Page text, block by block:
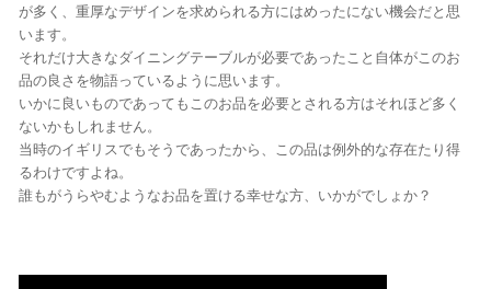
が多く、重厚なデザインを求められる方にはめったにない機会だと思
います。
それだけ大きなダイニングテーブルが必要であったこと自体がこのお
品の良さを物語っているように思います。
いかに良いものであってもこのお品を必要とされる方はそれほど多く
ないかもしれません。
当時のイギリスでもそうであったから、この品は例外的な存在たり得
るわけですよね。
誰もがうらやむようなお品を置ける幸せな方、いかがでしょか？